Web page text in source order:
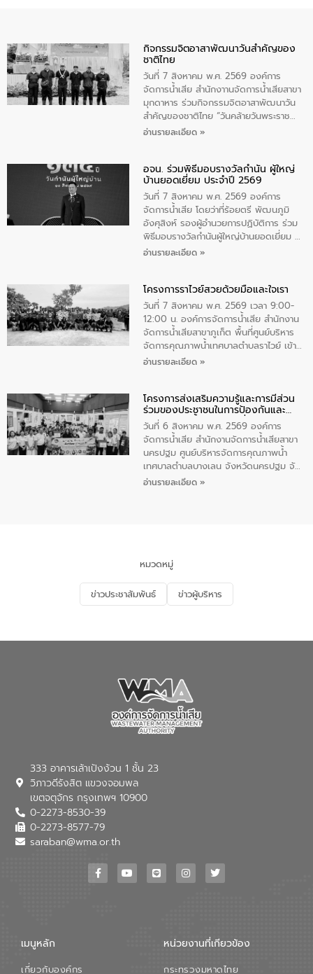
กิจกรรมจิตอาสาพัฒนาวันสําคัญของ
ชาติไทย
วันที่ 7 สิงหาคม พ.ศ. 2569 องค์การ
จัดการน้ำเสีย สำนักงาานจัดการน้ำเสียสาขา
มุกดาหาร ร่วมกิจกรรมจิตอาสาพัฒนาวัน
สําคัญของชาติไทย “วันคล้ายวันพระราช
สมภพ สมเด็จพระนางเจ้าสิริกิติ์พระบรม
ทิพย์คำ รองผู้ว่าราชการจังหวัดมุกดาหาร
เป็นประธานในพิธี ณ เรือนจําชั่วคราวนาโสก
ตําบลนาโสก อําเภอเมืองมุกดาหาร จังหวัด
มุกดาหาร โดยในกิจกรรมได้ร่วมปลูกป่า และ
ทําความสะอาดภายในบริเวณ จัดกิจกรรม
เพื่อถวายเป็นพระราชกุศล สมเด็จพระนาง
เจ้าสิริกิติ์พระบรมราชินีนาถ พระบรมราช
อ่านรายละเอียด »
อจน. ร่วมพิธีมอบรางวัลกำนัน ผู้ใหญ่
บ้านยอดเยี่ยม ประจำปี 2569
วันที่ 7 สิงหาคม พ.ศ. 2569 องค์การ
จัดการน้ำเสีย โดยว่าที่ร้อยตรี พัฒนภูมิ
อังศุสิงห์ รองผู้อำนวยการปฏิบัติการ ร่วม
พิธีมอบรางวัลกำนันผู้ใหญ่บ้านยอดเยี่ยม ณ
ทำเนียบรัฐบาล โดยมีนายอนุทิน ชาญวีรกูล
ทองคำและประกาศเกียรติคุณให้แก่ กำนัน
ผู้ใหญ่บ้านยอดเยี่ยม พร้อมกล่าวชื่นชม ให้
โอวาท และมอบนโยบาย
อ่านรายละเอียด »
โครงการราไวย์สวยด้วยมือและใจเรา
วันที่ 7 สิงหาคม พ.ศ. 2569 เวลา 9:00-
12:00 น. องค์การจัดการน้ำเสีย สำนักงาน
จัดการน้ำเสียสาขาภูเก็ต พื้นที่ศูนย์บริหาร
จัดการคุณภาพน้ำเทศบาลตำบลราไวย์ เข้า
ร่วมโครงการราไวย์สวยด้วยมือและใจเรา
ประชาชน ตัวแทนจากโรงแรมต่างๆ ในเขต
เทศบาลตำบลราไวย์ ศูนย์บริหารจัดการ
คุณภาพน้ำเทศบาลตำบลราไวย์ นำโดยนาย
น้อย แก้วเศษ ผู้จัดการสำนักงานจัดการน้ำ
เสียสาขาภูเก็ต พร้อมด้วยเจ้าหน้าที่ จำนวน
5 คน ร่วมทำกิจกรรม ทำความสะอาด
ชายหาดและแหล่งท่องเที่ยว ณ บริเวณ
อ่านรายละเอียด »
โครงการส่งเสริมความรู้และการมีส่วน
ร่วมของประชาชนในการป้องกันและ
แก้ไขปัญหาน้ำเสียอย่างยั่งยืน
วันที่ 6 สิงหาคม พ.ศ. 2569 องค์การ
จัดการน้ำเสีย สำนักงานจัดการน้ำเสียสาขา
นครปฐม ศูนย์บริหารจัดการคุณภาพน้ำ
เทศบาลตำบลบางเลน จังหวัดนครปฐม จัด
กิจกรรมภายใต้โครงการส่งเสริมความรู้และ
จัดการน้ำเสียและสร้างจิตสำนึกในการ
อนุรักษ์สิ่งแวดล้อม ในหัวข้อ “น้ำเสียชุมชน
และการบำบัดน้ำเสียเบื้องต้น” โดยให้ความรู้
เกี่ยวกับสาเหตุและผลกระทบของน้ำเสีย
ณ เทศบาลตำบลบางเลน จังหวัดนครปฐม
อ่านรายละเอียด »
หมวดหมู่
ข่าวประชาสัมพันธ์ ข่าวผู้บริหาร
333 อาคารเล้าเป้งง้วน 1 ชั้น 23
วิภาวดีรังสิต แขวงจอมพล
เขตจตุจักร กรุงเทพฯ 10900
0-2273-8530-39
0-2273-8577-79
saraban@wma.or.th
เมนูหลัก
เกี่ยวกับองค์กร
หน่วยงานที่เกียวข้อง
กระทรวงมหาดไทย